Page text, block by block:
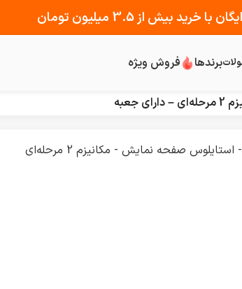
با خرید بیش از 3.5 میلیون تومان
برندها فروش ویژه